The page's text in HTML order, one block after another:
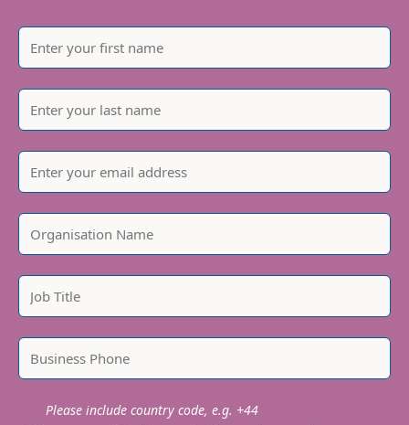
Please include country code, e.g. +44